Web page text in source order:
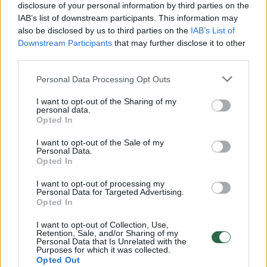
disclosure of your personal information by third parties on the
IAB’s list of downstream participants. This information may
also be disclosed by us to third parties on the IAB’s List of
Downstream Participants that may further disclose it to other
Personal Data Processing Opt Outs
I want to opt-out of the Sharing of my
personal data.
Opted In
I want to opt-out of the Sale of my
Personal Data.
Opted In
I want to opt-out of processing my
Personal Data for Targeted Advertising.
Opted In
I want to opt-out of Collection, Use,
Retention, Sale, and/or Sharing of my
Personal Data that Is Unrelated with the
Purposes for which it was collected.
Opted Out
00:00:49
Pateikė daugiau detalių apie iš tėvų paimtus šešis
vaikus: jiems kilusi grėsmė
Žinios | Lietuvos diena
00:00:30
Vaizdai iš tragiškos avarijos Vilniaus r.: dviejų moterų ir
vaiko gyvybių išgelbėti nepavyko
Nufilmavo, kaip patvino Vilniaus Vakarinis aplinkkelis:
vaizdas pribloškia
„Pagarba pirmajai premjerei“: pasidalijo jautriais